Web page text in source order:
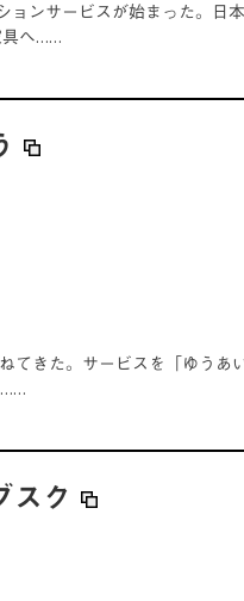
ンサービスが始まった。日
具へ……
てきた。サービスを「ゆうあ
……
スク